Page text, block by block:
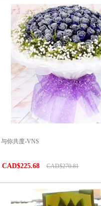
与你共度-VNS
CAD$225.68 CAD$270.81